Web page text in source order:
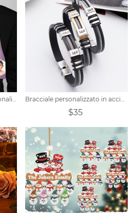
Sciarpa personalizzata personalizzata con foto unisex Bracciale personalizzato in acciaio al titanio e silicone
$35